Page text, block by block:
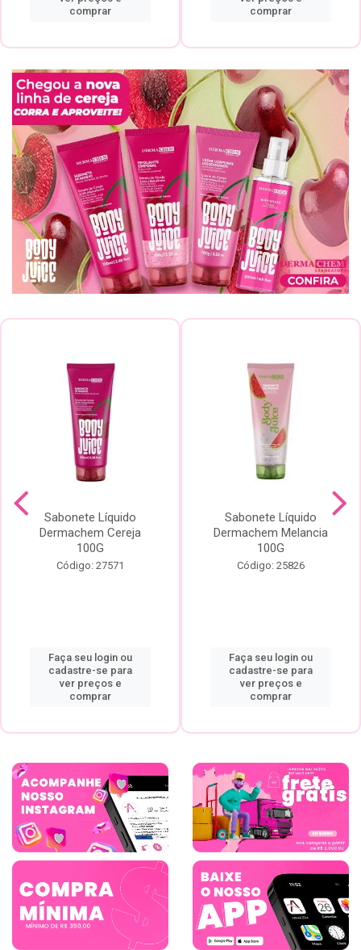
comprar
comprar
Sabonete Líquido
Dermachem Cereja
100G
Código: 27571
Faça seu login ou
cadastre-se para
ver preços e
comprar
Sabonete Líquido
Dermachem Melancia
100G
Código: 25826
Faça seu login ou
cadastre-se para
ver preços e
comprar